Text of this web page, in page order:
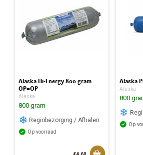
Alaska Hi-Energy 800 gram
OP=OP
Alaska
800 gram
Regiobezorging / Afhalen
Op voorraad
Toevoegen
Alaska
Alaska
800
Op